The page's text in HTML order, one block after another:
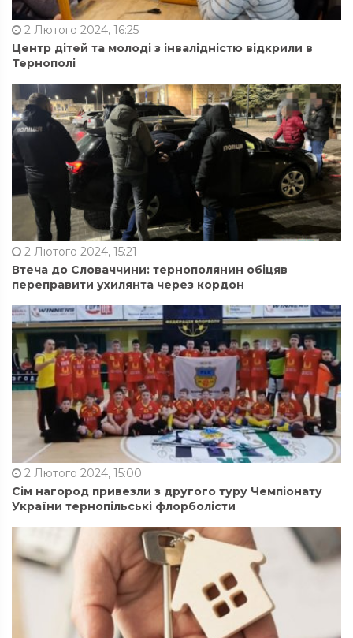
2 Лютого 2024, 16:25
Центр дітей та молоді з інвалідністю відкрили в
Тернополі
2 Лютого 2024, 15:21
Втеча до Словаччини: тернополянин обіцяв
переправити ухилянта через кордон
2 Лютого 2024, 15:00
Сім нагород привезли з другого туру Чемпіонату
України тернопільські флорболісти